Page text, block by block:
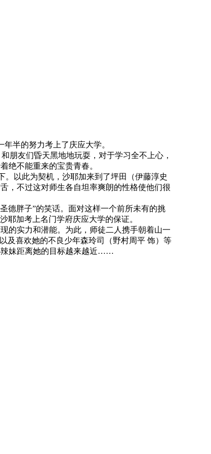
半的努力考上了庆应大学。
友们昏天黑地地玩耍，对于学习全不上心，
绝不能重来的宝贵青春。
以此为契机，沙耶加来到了坪田（伊藤淳史
，不过这对师生各自坦率爽朗的性格使他们很
胖子”的笑话。面对这样一个前所未有的挑
耶加考上名门学府庆应大学的保证。
实力和潜能。为此，师徒二人携手朝着山一
及喜欢她的不良少年森玲司（野村周平 饰）等
辣妹距离她的目标越来越近……